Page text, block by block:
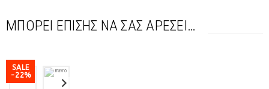
ΜΠΟΡΕΊ ΕΠΊΣΗΣ ΝΑ ΣΑΣ ΑΡΈΣΕΙ…
SALE
-22%